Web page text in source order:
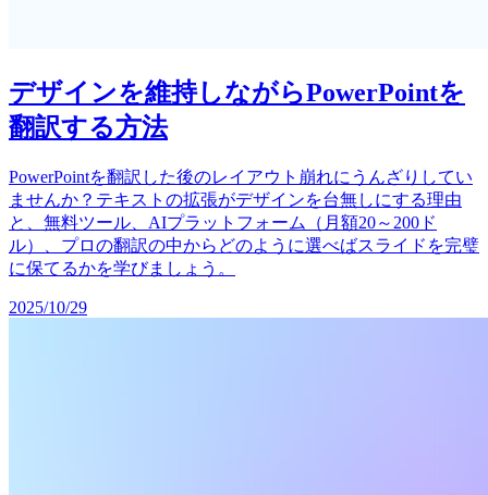
デザインを維持しながらPowerPointを
翻訳する方法
PowerPointを翻訳した後のレイアウト崩れにうんざりしてい
ませんか？テキストの拡張がデザインを台無しにする理由
と、無料ツール、AIプラットフォーム（月額20～200ド
ル）、プロの翻訳の中からどのように選べばスライドを完璧
に保てるかを学びましょう。
2025/10/29